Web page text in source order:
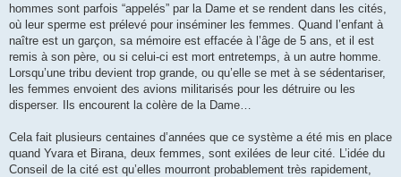
hommes sont parfois “appelés” par la Dame et se rendent dans les cités,
où leur sperme est prélevé pour inséminer les femmes. Quand l’enfant à
naître est un garçon, sa mémoire est effacée à l’âge de 5 ans, et il est
remis à son père, ou si celui-ci est mort entretemps, à un autre homme.
Lorsqu’une tribu devient trop grande, ou qu’elle se met à se sédentariser,
les femmes envoient des avions militarisés pour les détruire ou les
disperser. Ils encourent la colère de la Dame…
Cela fait plusieurs centaines d’années que ce système a été mis en place
quand Yvara et Birana, deux femmes, sont exilées de leur cité. L’idée du
Conseil de la cité est qu’elles mourront probablement très rapidement,